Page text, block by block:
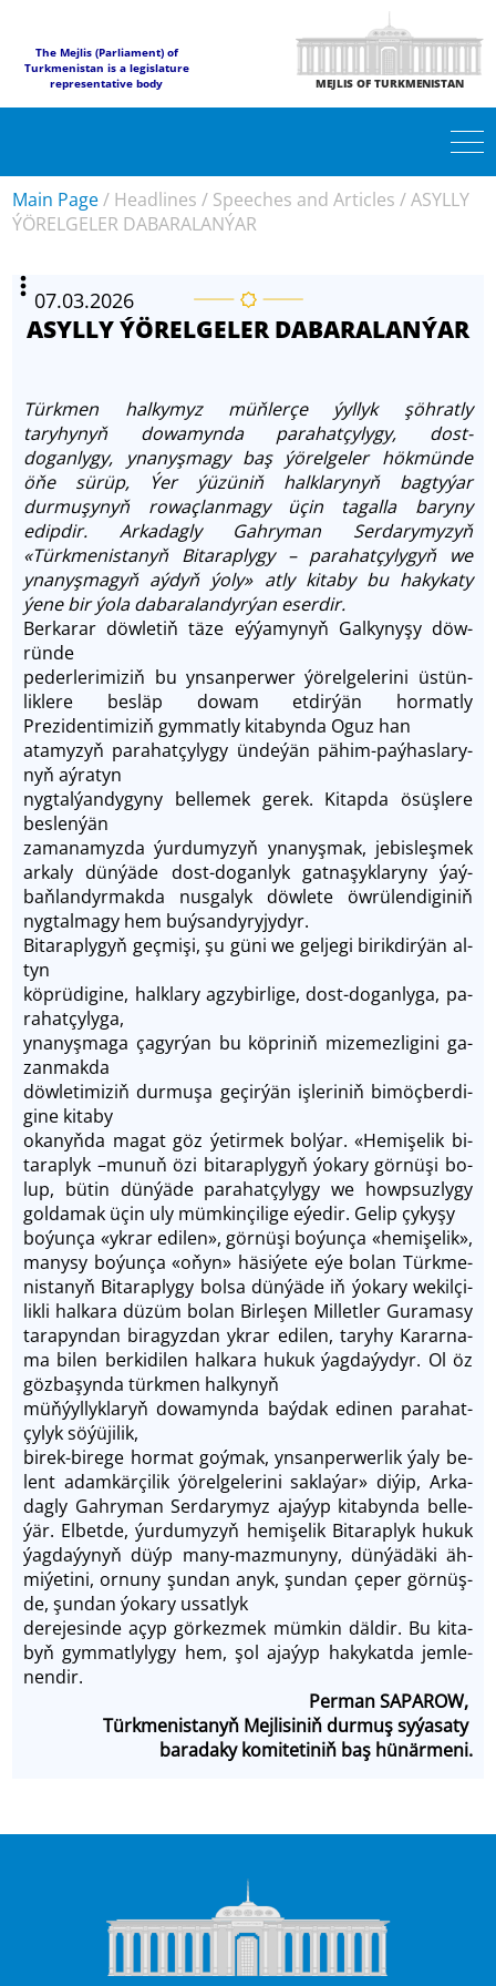
The Mejlis (Parliament) of
Turkmenistan is a legislature
representative body
MEJLIS OF TURKMENISTAN
Main Page/ Headlines / Speeches and Articles /ASYLLY
ÝÖRELGELER DABARALANÝAR
07.03.2026
ASYLLY ÝÖRELGELER DABARALANÝAR
Türkmen halkymyz müňlerçe ýyllyk şöhratly
taryhynyň dowamynda parahatçylygy, dost-
doganlygy, ynanyşmagy baş ýörelgeler hökmünde
öňe sürüp, Ýer ýüzüniň halklarynyň bagtyýar
durmuşynyň rowaçlanmagy üçin tagalla baryny
edipdir. Arkadagly Gahryman Serdarymyzyň
«Türkmenistanyň Bitaraplygy – parahatçylygyň we
ynanyşmagyň aýdyň ýoly» atly kitaby bu hakykaty
ýene bir ýola dabaralandyrýan eserdir.
Ber­ka­rar döw­le­tiň tä­ze eý­ýa­my­nyň Gal­ky­ny­şy döw­
rün­de
pe­der­le­ri­mi­ziň bu yn­san­per­wer ýö­rel­ge­le­ri­ni üs­tün­
likle­re bes­läp do­wam et­dir­ýän hormatly
Prezidentimiziň gym­mat­ly ki­ta­byn­da Oguz han
ata­my­zyň pa­ra­hat­çy­ly­gy ün­de­ýän pä­him-paý­has­la­ry­
nyň aý­ratyn
nyg­tal­ýan­dy­gy­ny bel­le­mek ge­rek. Kitapda ösüş­le­re
bes­len­ýän
za­ma­na­myzda ýur­du­my­zyň yna­nyş­mak, je­bis­leş­mek
ar­ka­ly dün­ýä­de dost-do­gan­lyk gat­naşyk­la­ry­ny ýaý­
baň­lan­dyr­mak­da nus­ga­lyk döw­le­te öw­rü­len­di­gi­niň
nyg­ta­lmagy hem buý­san­dy­ry­jy­dyr.
Bi­ta­rap­ly­gyň geç­mi­şi, şu gü­ni we gel­je­gi bi­rik­dir­ýän al­
tyn
köp­rü­di­gi­ne, halk­la­ry ag­zy­bir­li­ge, dost-do­gan­ly­ga, pa­
ra­hat­çy­ly­ga,
yna­nyş­ma­ga ça­gyr­ýan bu köp­ri­niň mi­ze­mez­li­gi­ni ga­
zan­mak­da
döw­le­ti­mi­ziň dur­mu­şa ge­çir­ýän iş­le­ri­niň bi­möç­ber­di­
gi­ne ki­ta­by
oka­nyň­da ma­gat göz ýe­tir­mek bol­ýar. «He­mi­şe­lik bi­
tarap­lyk –mu­nuň özi bi­ta­rap­ly­gyň ýo­ka­ry gör­nü­şi bo­
lup, bü­tin dün­ýä­de pa­ra­hatçy­ly­gy we howp­suz­ly­gy
gol­da­mak üçin uly müm­kin­çi­li­ge eýe­dir. Ge­lip çy­ky­şy
bo­ýun­ça «yk­rar edi­len», gör­nü­şi bo­ýun­ça «he­mi­şe­lik»,
ma­ny­sy bo­ýun­ça «oňyn» häsi­ýe­te eýe bo­lan Türk­me­
nis­ta­nyň Bi­ta­raply­gy bol­sa dün­ýä­de iň ýo­ka­ry we­kil­çi­
lik­li hal­ka­ra dü­züm bo­lan Bir­le­şen Mil­let­ler Gu­ra­ma­sy
ta­ra­pyn­dan bi­ra­gyz­dan yk­rar edi­len, ta­ry­hy Ka­rar­na­
ma bi­len ber­ki­di­len hal­ka­ra hu­kuk ýag­da­ýy­dyr. Ol öz
göz­başyn­da türk­men hal­ky­nyň
müň­ýyl­lyk­la­ryň do­wa­myn­da baý­dak edi­nen pa­ra­hat­
çy­lyk sö­ýü­ji­lik,
bi­rek-bi­re­ge hor­mat goý­mak, yn­san­per­wer­lik ýa­ly be­
lent adam­kär­çi­lik ýö­rel­ge­le­ri­ni sak­la­ýar» di­ýip, Ar­ka­
dag­ly Gah­ry­man Ser­da­ry­myz aja­ýyp ki­ta­byn­da bel­le­
ýär. El­bet­de, ýur­du­my­zyň he­mi­şelik Bi­ta­rap­lyk hu­kuk
ýag­da­ýy­nyň düýp ma­ny-maz­mu­ny­ny, dün­ýä­dä­ki äh­
mi­ýeti­ni, or­nu­ny şun­dan anyk, şun­dan çe­per gör­nüş­
de, şun­dan ýo­ka­ry us­sat­lyk
de­reje­sin­de açyp gör­kez­mek müm­kin däl­dir. Bu ki­ta­
byň gym­mat­ly­ly­gy hem, şol aja­ýyp ha­ky­kat­da jem­le­
nen­dir.
Per­man SA­PA­ROW,
Türk­me­nis­ta­nyň Mej­li­si­niň dur­muş sy­ýa­sa­ty
ba­ra­da­ky ko­mi­te­ti­niň baş hü­när­me­ni.